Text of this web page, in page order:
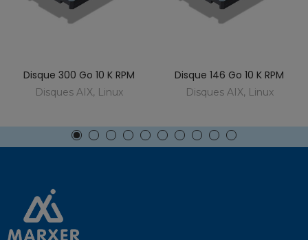
Disque 300 Go 10 K RPM
Disques AIX, Linux
Disque 146 Go 10 K RPM
Disques AIX, Linux